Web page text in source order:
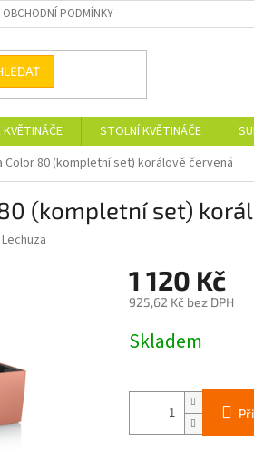
OBCHODNÍ PODMÍNKY
KVĚTINÁČE STOLNÍ KVĚTINÁČE
Color 80 (kompletní set) korálově červená
(kompletní set)
Lechuza
1 120 Kč
925,62 Kč bez DPH
cena:
Skladem